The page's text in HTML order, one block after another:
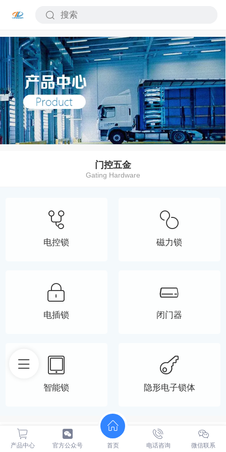
门控五金
Gating Hardware
电控锁 磁力锁
电插锁 闭门器
智能锁 隐形电子锁体
耀达公众号
产品中心 官方公众号 首页 电话咨询 微信联系